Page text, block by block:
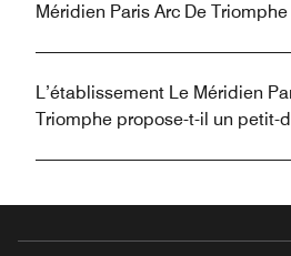
Méridien Paris Arc De
L’établissement Le Méridien
Triomphe propose-t-il un petit-